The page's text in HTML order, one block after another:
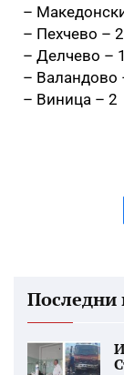
–
– Пехчево – 2
– Делчево – 1
– Валандово
– Виница – 2
Последни